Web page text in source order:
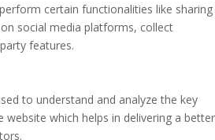
certain functionalities like sharing
social media platforms, collect
features.
to understand and analyze the key
which helps in delivering a better